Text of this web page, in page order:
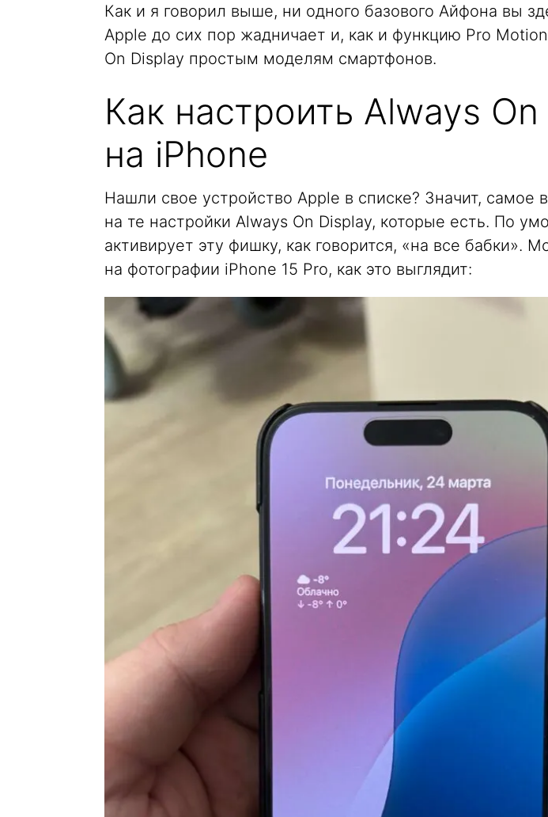
Как и я говорил выше, ни одного базового Айфона вы
Apple до сих пор жадничает и, как и функцию Pro
On Display простым моделям смартфонов.
Как настроить Always
на iPhone
Нашли свое устройство Apple в списке? Значит, самое
на те настройки Always On Display, которые есть. По
активирует эту фишку, как говорится, «на все бабки».
на фотографии iPhone 15 Pro, как это выглядит: